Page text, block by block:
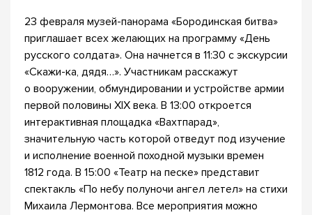
23 февраля музей-панорама «Бородинская битва»
приглашает всех желающих на программу «День
русского солдата». Она начнется в 11:30 с экскурсии
«Скажи-ка, дядя…». Участникам расскажут
о вооружении, обмундировании и устройстве армии
первой половины XIX века. В 13:00 откроется
интерактивная площадка «Вахтпарад»,
значительную часть которой отведут под изучение
и исполнение военной походной музыки времен
1812 года. В 15:00 «Театр на песке» представит
спектакль «По небу полуночи ангел летел» на стихи
Михаила Лермонтова. Все мероприятия можно